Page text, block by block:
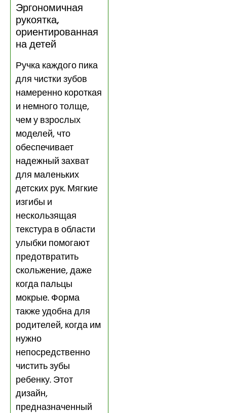
Эргономичная
рукоятка,
ориентированная
на детей
Ручка каждого пика
для чистки зубов
намеренно короткая
и немного толще,
чем у взрослых
моделей, что
обеспечивает
надежный захват
для маленьких
детских рук. Мягкие
изгибы и
нескользящая
текстура в области
улыбки помогают
предотвратить
скольжение, даже
когда пальцы
мокрые. Форма
также удобна для
родителей, когда им
нужно
непосредственно
чистить зубы
ребенку. Этот
дизайн,
предназначенный